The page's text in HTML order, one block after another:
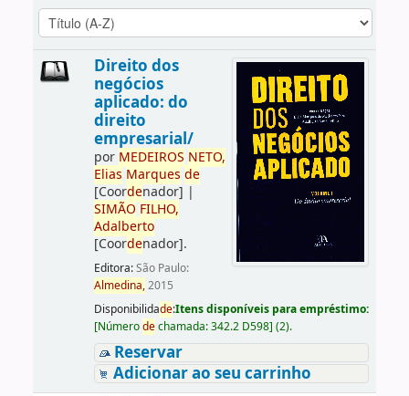
Direito dos
negócios
aplicado: do
direito
empresarial/
por MEDEIROS NETO,
Elias Marques de
[Coordenador] |
SIMÃO FILHO,
Adalberto
[Coordenador].
Editora:São Paulo:
Almedina,2015
Disponibilidade:Itens disponíveis para empréstimo:
[Númerodechamada:342.2 D598] (2).
Reservar
Adicionar ao seu carrinho